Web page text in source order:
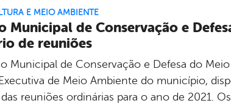
E MEIO AMBIENTE
Municipal de Conservação e
de reuniões
Municipal de Conservação e Defesa do
de Meio Ambiente do município,
reuniões ordinárias para o ano de 2021.